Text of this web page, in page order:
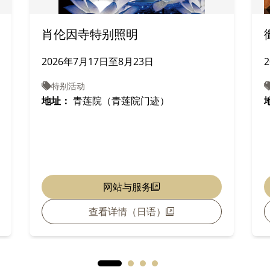
肖伦因寺特别照明
2026年7月17日至8月23日
特别活动
地址： 青莲院（青莲院门迹）
网站与服务
查看详情（日语）